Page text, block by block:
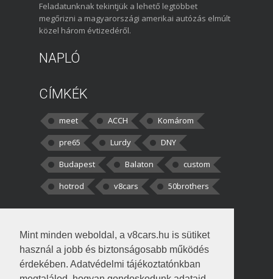
Mint minden weboldal, a v8cars.hu is sütiket
használ a jobb és biztonságosabb működés
érdekében. Adatvédelmi tájékoztatónkban
Feladatunknak tekintjük a lehető legtöbbet
megőrizni a magyarországi amerikai autózás elmúlt
közel három évtizedéről.
NAPLÓ
CÍMKÉK
meet ACCH
Komárom
pre65
Lurdy
DNY
Budapest
Balaton
custom
hotrod
v8cars 50brothers
kortisz:Elszúrtam! Én csak két
darabbaal számoltam. Nem tudtam, hogy fél autót,